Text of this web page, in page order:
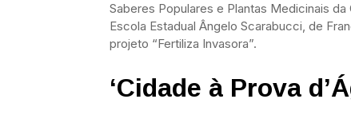
Saberes Populares e Plantas Medicinais
Escola Estadual Ângelo Scarabucci, de
projeto “Fertiliza Invasora”.
‘Cidade à Prova